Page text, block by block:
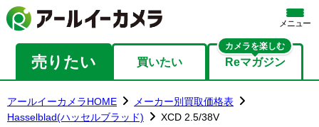
メニュー
売りたい 買いたい Reマガジン
カメラを楽しむ
アールイーカメラHOME
メーカー別買取価格表
Hasselblad(ハッセルブラッド)
XCD 2.5/38V